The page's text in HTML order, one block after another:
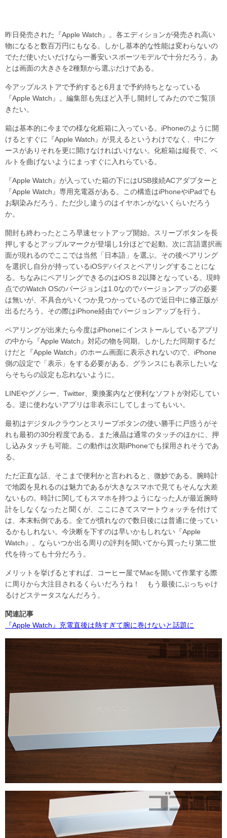
昨日発売された『Apple Watch』。各エディションが発売され高い
物になると数百万円にもなる。しかし基本的な性能は変わらないの
でただ使いたいだけなら一番安いスポーツモデルで十分だろう。あ
とは画面の大きさを2種類から選ぶだけである。
今アップルストアで予約すると6月まで予約待ちとなっている
『Apple Watch』。編集部も先ほど入手し開封してみたのでご覧頂
きたい。
箱は基本的に今までの様な化粧箱に入っている。iPhoneのように開
けるとすぐに『Apple Watch』が見えるというわけでなく、中にケ
ースがありそれを更に開けなければいけない。化粧箱は縦長で、ベ
ルトを曲げないようにまっすぐに入れらている。
『Apple Watch』が入っていた箱の下にはUSB接続ACアダプターと
『Apple Watch』専用充電器がある。この構造はiPhoneやiPadでも
お馴染みだろう。ただ少し違うのはイヤホンがないくらいだろう
か。
開封も終わったところ早速セットアップ開始。スリープボタンを長
押しするとアップルマークが登場し1分ほどで起動。次に言語選択画
面が現れるのでここでは当然「日本語」を選ぶ。その後ペアリング
を選択し自分が持っているiOSデバイスとペアリングすることにな
る。ちなみにペアリングできるのはiOS 8.2以降となっている。現時
点でのWatch OSのバージョンは1.0なのでバージョンアップの必要
は無いが、不具合がいくつか見つかっているので近日中に修正版が
出るだろう。その際はiPhone経由でバージョンアップを行う。
ペアリングが出来たら今度はiPhoneにインストールしているアプリ
の中から『Apple Watch』対応の物を同期。しかしただ同期するだ
けだと『Apple Watch』のホーム画面に表示されないので、iPhone
側の設定で「表示」をする必要がある。グランスにも表示したいな
らそちらの設定も忘れないように。
LINEやグノシー、Twitter、乗換案内など便利なソフトが対応してい
る。逆に使わないアプリは非表示にしてしまってもいい。
最初はデジタルクラウンとスリープボタンの使い勝手に戸惑うがそ
れも最初の30分程度である。また液晶は通常のタッチのほかに、押
し込みタッチも可能。この動作は次期iPhoneでも採用されそうであ
る。
ただ正直な話、そこまで便利かと言われると、微妙である。腕時計
で地図を見れるのは魅力であるが大きなスマホで見てもそんな大差
ないもの。時計に関してもスマホを持つようになった人が最近腕時
計をしなくなったと聞くが、ここにきてスマートウォッチを付けて
は、本末転倒である。全てが慣れなので数日後には普通に使ってい
るかもしれない。今決断を下すのは早いかもしれない『Apple
Watch』。ならいつか出る周りの評判を聞いてから買ったり第二世
代を待っても十分だろう。
メリットを挙げるとすれば、コーヒー屋でMacを開いて作業する際
に周りから大注目されるくらいだろうね！ もう最後にぶっちゃけ
るけどステータスなんだろう。
関連記事
『Apple Watch』充電直後は熱すぎて腕に巻けないと話題に